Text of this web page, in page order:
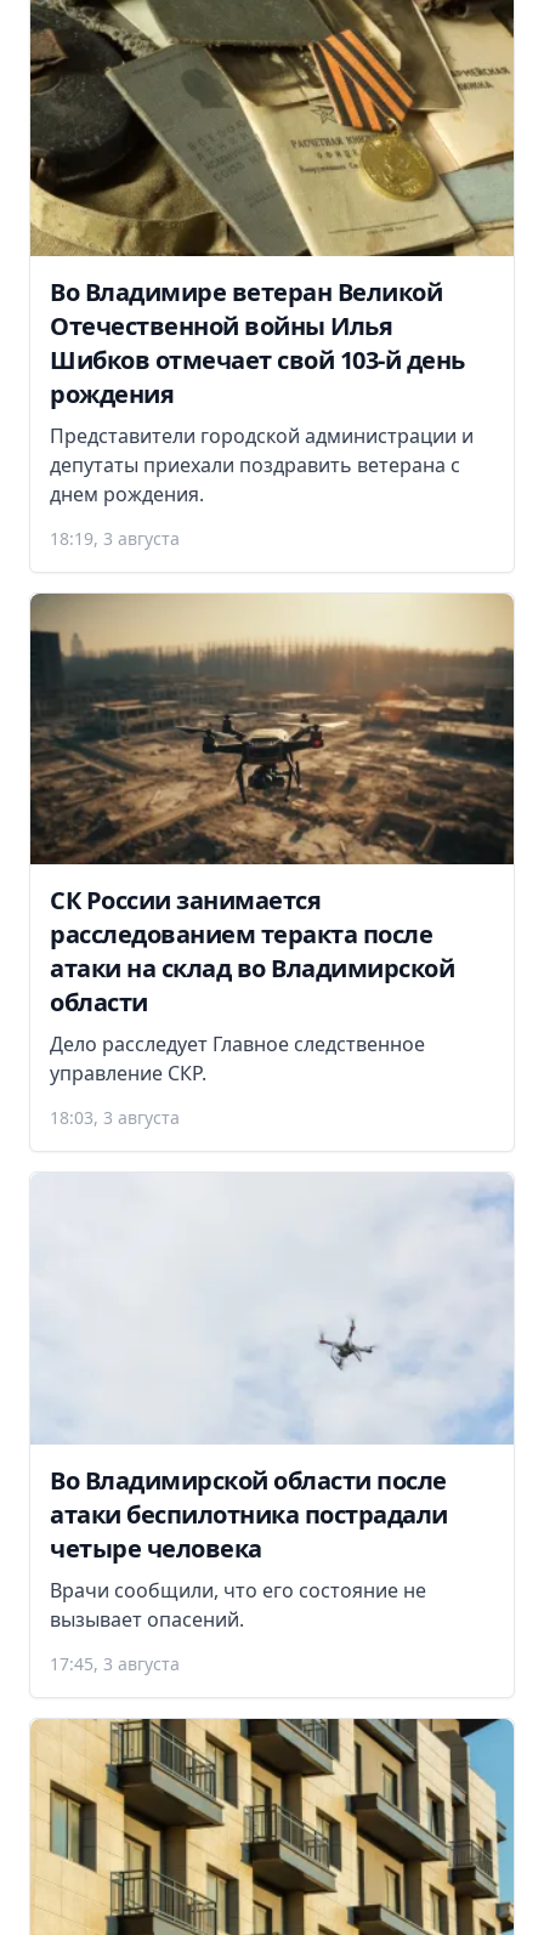
Во Владимире ветеран Великой
Отечественной войны Илья
Шибков отмечает свой 103-й день
рождения
Представители городской администрации и
депутаты приехали поздравить ветерана с
днем рождения.
18:19, 3 августа
СК России занимается
расследованием теракта после
атаки на склад во Владимирской
области
Дело расследует Главное следственное
управление СКР.
18:03, 3 августа
Во Владимирской области после
атаки беспилотника пострадали
четыре человека
Врачи сообщили, что его состояние не
вызывает опасений.
17:45, 3 августа